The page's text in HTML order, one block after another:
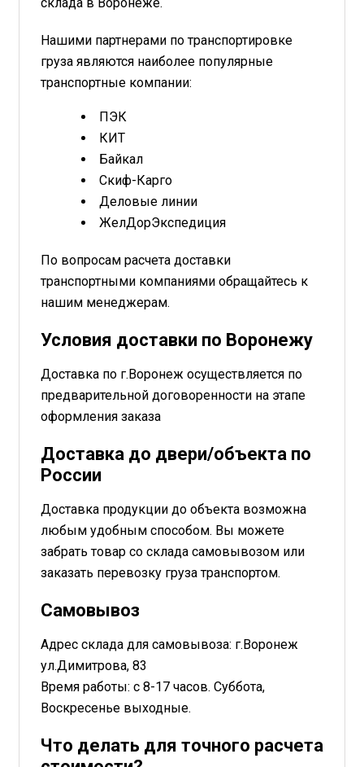
склада в Воронеже.
Нашими партнерами по транспортировке
груза являются наиболее популярные
транспортные компании:
ПЭК
КИТ
Байкал
Скиф-Карго
Деловые линии
ЖелДорЭкспедиция
По вопросам расчета доставки
транспортными компаниями обращайтесь к
нашим менеджерам.
Условия доставки по Воронежу
Доставка по г.Воронеж осуществляется по
предварительной договоренности на этапе
оформления заказа
Доставка до двери/объекта по
России
Доставка продукции до объекта возможна
любым удобным способом. Вы можете
забрать товар со склада самовывозом или
заказать перевозку груза транспортом.
Самовывоз
Адрес склада для самовывоза: г.Воронеж
ул.Димитрова, 83
Время работы: с 8-17 часов. Суббота,
Воскресенье выходные.
Что делать для точного расчета